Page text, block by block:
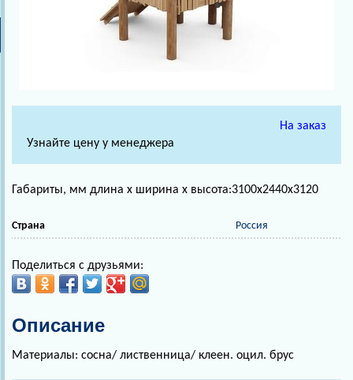
На заказ
Узнайте цену у менеджера
Габариты, мм длина х ширина х высота:3100х2440х3120
Страна Россия
Поделиться с друзьями:
Описание
Материалы: сосна/ лиственница/ клеен. оцил. брус